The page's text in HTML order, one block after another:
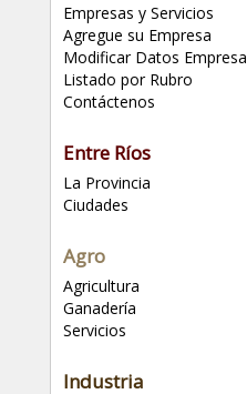
Empresas y Servicios
Agregue su Empresa
Modificar Datos Empresa
Listado por Rubro
Contáctenos
Entre Ríos
La Provincia
Ciudades
Agro
Agricultura
Ganadería
Servicios
Industria